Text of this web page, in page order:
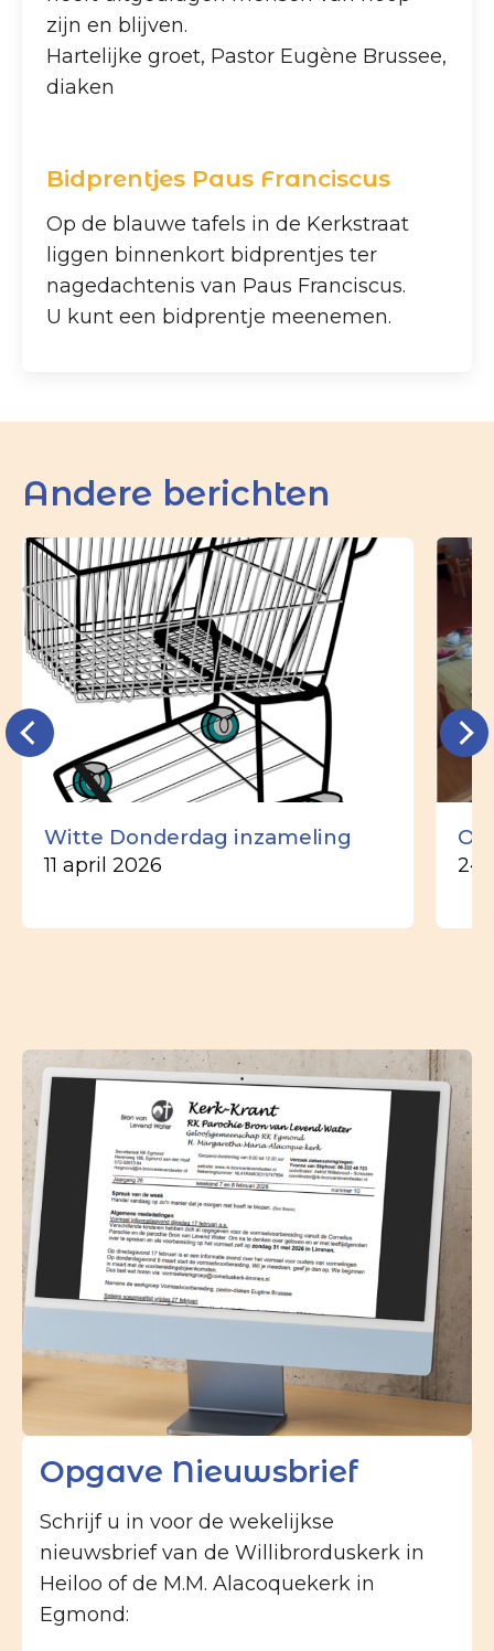
zijn en blijven.
Hartelijke groet, Pastor Eugène Brussee,
diaken
Bidprentjes Paus Franciscus
Op de blauwe tafels in de Kerkstraat
liggen binnenkort bidprentjes ter
nagedachtenis van Paus Franciscus.
U kunt een bidprentje meenemen.
Andere berichten
Witte Donderdag inzameling
11 april 2026 24
Opgave Nieuwsbrief
Schrijf u in voor de wekelijkse
nieuwsbrief van de Willibrorduskerk in
Heiloo of de M.M. Alacoquekerk in
Egmond: